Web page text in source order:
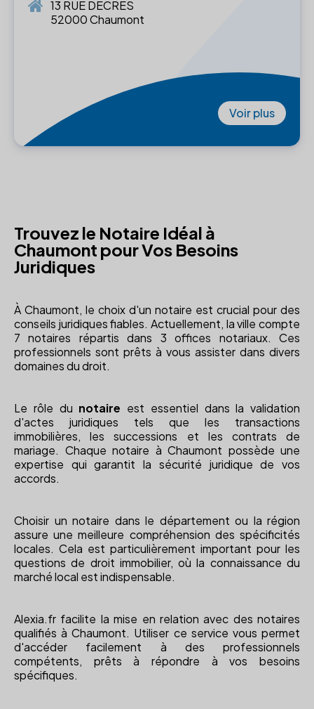
13 RUE DECRES
52000 Chaumont
Voir plus
Trouvez le Notaire Idéal à
Chaumont pour Vos Besoins
Juridiques
À Chaumont, le choix d'un notaire est crucial pour des
conseils juridiques fiables. Actuellement, la ville compte
7 notaires répartis dans 3 offices notariaux. Ces
professionnels sont prêts à vous assister dans divers
domaines du droit.
Le rôle du notaire est essentiel dans la validation
d'actes juridiques tels que les transactions
immobilières, les successions et les contrats de
mariage. Chaque notaire à Chaumont possède une
expertise qui garantit la sécurité juridique de vos
accords.
Choisir un notaire dans le département ou la région
assure une meilleure compréhension des spécificités
locales. Cela est particulièrement important pour les
questions de droit immobilier, où la connaissance du
marché local est indispensable.
Alexia.fr facilite la mise en relation avec des notaires
qualifiés à Chaumont. Utiliser ce service vous permet
d'accéder facilement à des professionnels
compétents, prêts à répondre à vos besoins
spécifiques.